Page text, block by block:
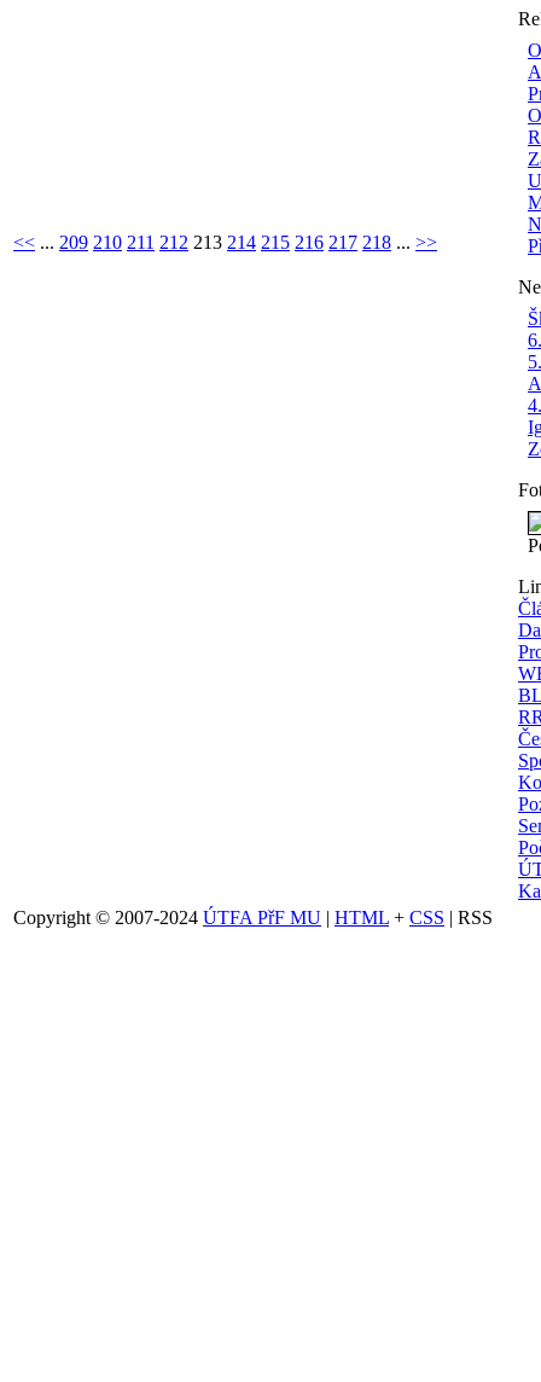
<< ... 209 210 211 212 213 214 215 216 217 218 ... >>
Copyright © 2007-2024 ÚTFA PřF MU | HTML + CSS | RSS